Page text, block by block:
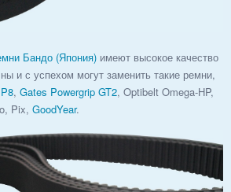
Бандо (Япония) имеют высокое качество
и с успехом могут заменить такие ремни,
, Gates Powergrip GT2, Optibelt Omega-HP,
Pix, GoodYear.